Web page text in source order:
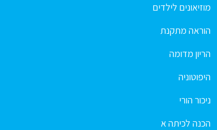
מוזיאונים לילדים
הוראה מתקנת
הריון מדומה
היפוטוניה
ניכור הורי
הכנה לכיתה א